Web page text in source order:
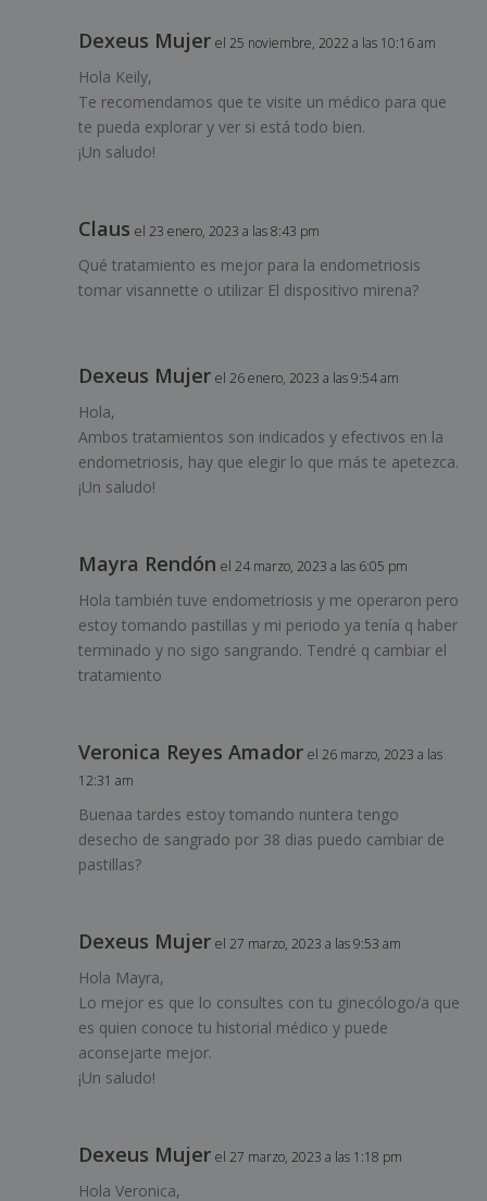
Dexeus Mujer el 25 noviembre, 2022 a las 10:16 am
Hola Keily,
Te recomendamos que te visite un médico para que
te pueda explorar y ver si está todo bien.
¡Un saludo!
Claus el 23 enero, 2023 a las 8:43 pm
Qué tratamiento es mejor para la endometriosis
tomar visannette o utilizar El dispositivo mirena?
Dexeus Mujer el 26 enero, 2023 a las 9:54 am
Hola,
Ambos tratamientos son indicados y efectivos en la
endometriosis, hay que elegir lo que más te apetezca.
¡Un saludo!
Mayra Rendón el 24 marzo, 2023 a las 6:05 pm
Hola también tuve endometriosis y me operaron pero
estoy tomando pastillas y mi periodo ya tenía q haber
terminado y no sigo sangrando. Tendré q cambiar el
tratamiento
Veronica Reyes Amador el 26 marzo, 2023 a las
12:31 am
Buenaa tardes estoy tomando nuntera tengo
desecho de sangrado por 38 dias puedo cambiar de
pastillas?
Dexeus Mujer el 27 marzo, 2023 a las 9:53 am
Hola Mayra,
Lo mejor es que lo consultes con tu ginecólogo/a que
es quien conoce tu historial médico y puede
aconsejarte mejor.
¡Un saludo!
Dexeus Mujer el 27 marzo, 2023 a las 1:18 pm
Hola Veronica,